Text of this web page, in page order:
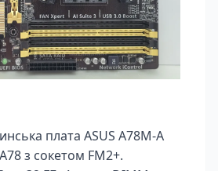
плата ASUS A78M-A
з сокетом FM2+.